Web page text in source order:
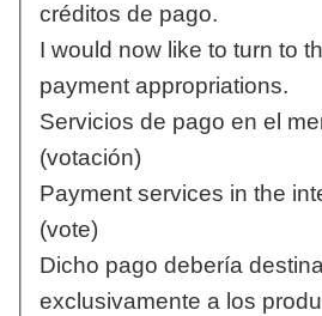
créditos de pago.
I would now like to turn to
payment appropriations.
Servicios de pago en el
(votación)
Payment services in the
(vote)
Dicho pago debería
exclusivamente a los